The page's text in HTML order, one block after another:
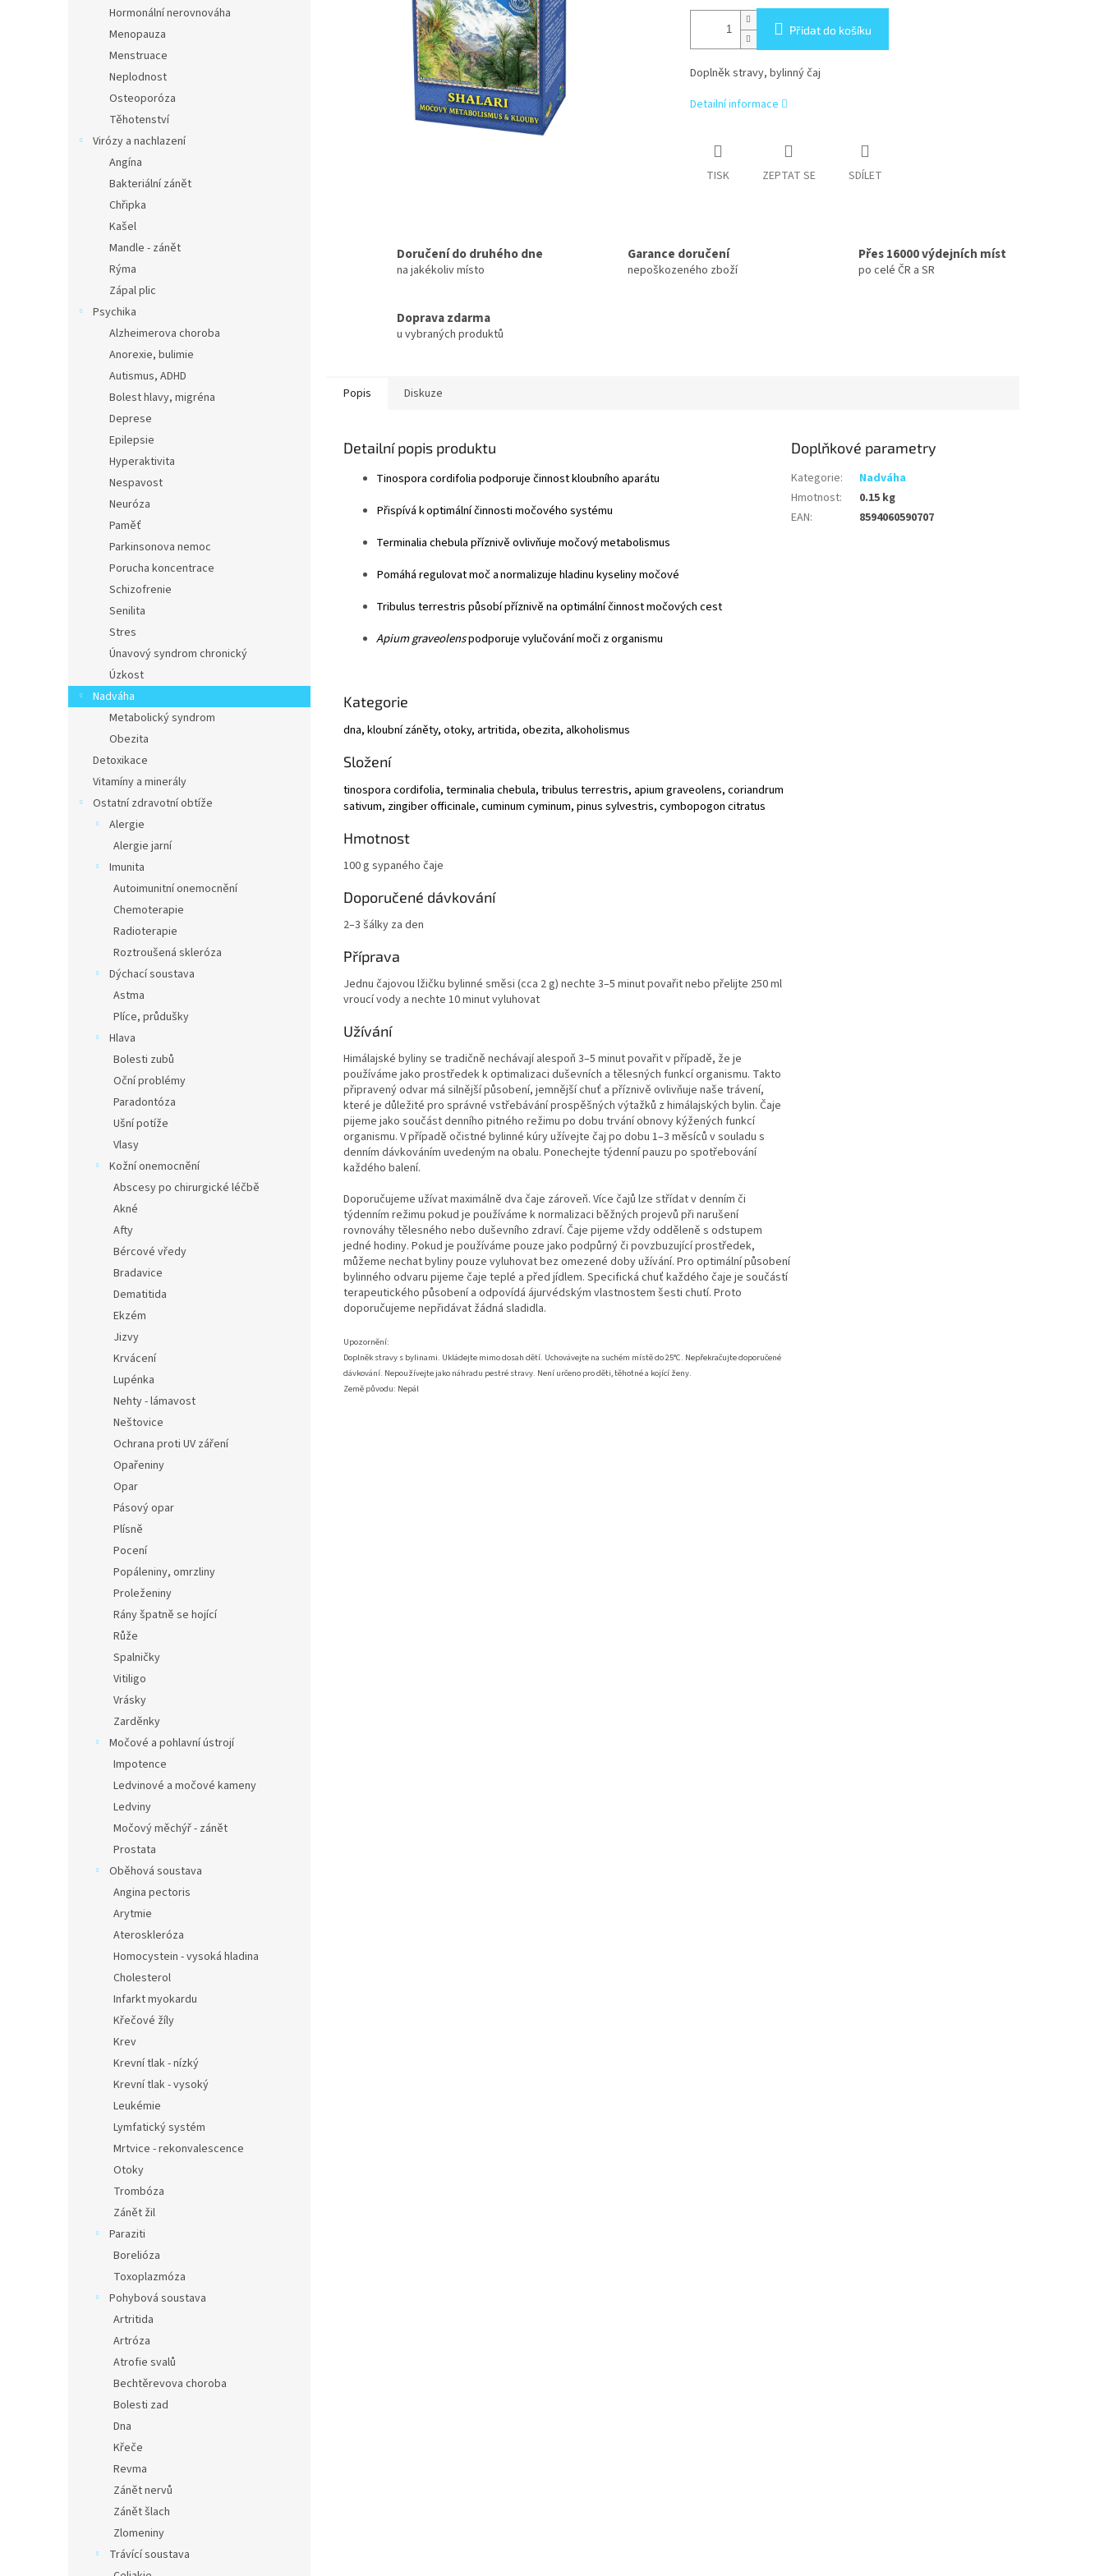
Hormonální nerovnováha
Menopauza
Menstruace
Neplodnost
Osteoporóza
Těhotenství
Virózy a nachlazení
Angína
Bakteriální zánět
Chřipka
Kašel
Mandle - zánět
Rýma
Zápal plic
Psychika
Alzheimerova choroba
Anorexie, bulimie
Autismus, ADHD
Bolest hlavy, migréna
Deprese
Epilepsie
Hyperaktivita
Nespavost
Neuróza
Paměť
Parkinsonova nemoc
Porucha koncentrace
Schizofrenie
Senilita
Stres
Únavový syndrom chronický
Úzkost
Nadváha
Metabolický syndrom
Obezita
Detoxikace
Vitamíny a minerály
Ostatní zdravotní obtíže
Alergie
Alergie jarní
Imunita
Autoimunitní onemocnění
Chemoterapie
Radioterapie
Roztroušená skleróza
Dýchací soustava
Astma
Plíce, průdušky
Hlava
Bolesti zubů
Oční problémy
Paradontóza
Ušní potíže
Vlasy
Kožní onemocnění
Abscesy po chirurgické léčbě
Akné
Afty
Bércové vředy
Bradavice
Dematitida
Ekzém
Jizvy
Krvácení
Lupénka
Nehty - lámavost
Neštovice
Ochrana proti UV záření
Opařeniny
Opar
Pásový opar
Plísně
Pocení
Popáleniny, omrzliny
Proleženiny
Rány špatně se hojící
Růže
Spalničky
Vitiligo
Vrásky
Zarděnky
Močové a pohlavní ústrojí
Impotence
Ledvinové a močové kameny
Ledviny
Močový měchýř - zánět
Prostata
Oběhová soustava
Angina pectoris
Arytmie
Ateroskleróza
Homocystein - vysoká hladina
Cholesterol
Infarkt myokardu
Křečové žíly
Krev
Krevní tlak - nízký
Krevní tlak - vysoký
Leukémie
Lymfatický systém
Mrtvice - rekonvalescence
Otoky
Trombóza
Zánět žil
Paraziti
Borelióza
Toxoplazmóza
Pohybová soustava
Artritida
Artróza
Atrofie svalů
Bechtěrevova choroba
Bolesti zad
Dna
Křeče
Revma
Zánět nervů
Zánět šlach
Zlomeniny
Trávící soustava
Přidat do košíku
Doplněk stravy, bylinný čaj
Detailní informace
TISK ZEPTAT SE SDÍLET
Doručení do druhého dne
na jakékoliv místo
Garance doručení
nepoškozeného zboží
Přes 16000 výdejních míst
po celé ČR a SR
Doprava zdarma
u vybraných produktů
Popis Diskuze
Detailní popis produktu
Tinospora cordifoliapodporuje činnost kloubního aparátu
Přispívá koptimální činnosti močového systému
Terminalia chebulapříznivě ovlivňuje močový metabolismus
Pomáhá regulovat moč anormalizuje hladinu kyseliny močové
Tribulus terrestrispůsobí příznivě na optimální činnost močových cest
Apium graveolenspodporuje vylučování moči z organismu
Kategorie
dna, kloubní záněty, otoky, artritida, obezita, alkoholismus
Složení
tinospora cordifolia, terminalia chebula, tribulus terrestris, apium graveolens,coriandrum
sativum, zingiber officinale, cuminum cyminum, pinus sylvestris, cymbopogon citratus
Hmotnost
100 g sypaného čaje
Doporučené dávkování
2–3 šálky za den
Příprava
Jednu čajovou lžičku bylinné směsi (cca 2 g) nechte 3–5 minut povařit nebo přelijte 250 ml
vroucí vody a nechte 10 minut vyluhovat
Užívání
Himálajské byliny se tradičně nechávají alespoň 3–5 minut povařit v případě, že je
používáme jako prostředek k optimalizaci duševních a tělesných funkcí organismu. Takto
připravený odvar má silnější působení, jemnější chuť a příznivě ovlivňuje naše trávení,
které je důležité pro správné vstřebávání prospěšných výtažků z himálajských bylin. Čaje
pijeme jako součást denního pitného režimu po dobu trvání obnovy kýžených funkcí
organismu. V případě očistné bylinné kúry užívejte čaj po dobu 1–3 měsíců v souladu s
denním dávkováním uvedeným na obalu. Ponechejte týdenní pauzu po spotřebování
každého balení.
Doporučujeme užívat maximálně dva čaje zároveň. Více čajů lze střídat v denním či
týdenním režimu pokud je používáme k normalizaci běžných projevů při narušení
rovnováhy tělesného nebo duševního zdraví. Čaje pijeme vždy odděleně s odstupem
jedné hodiny. Pokud je používáme pouze jako podpůrný či povzbuzující prostředek,
můžeme nechat byliny pouze vyluhovat bez omezené doby užívání. Pro optimální působení
bylinného odvaru pijeme čaje teplé a před jídlem. Specifická chuť každého čaje je součástí
terapeutického působení a odpovídá ájurvédským vlastnostem šesti chutí. Proto
doporučujeme nepřidávat žádná sladidla.
Upozornění:
Doplněk stravy s bylinami. Ukládejte mimo dosah dětí. Uchovávejte na suchém místě do 25°C. Nepřekračujte doporučené
dávkování. Nepoužívejte jako náhradu pestré stravy. Není určeno pro děti, těhotné a kojící ženy.
Země původu: Nepál
Doplňkové parametry
Kategorie:
Nadváha
Hmotnost:
0.15 kg
EAN: 8594060590707